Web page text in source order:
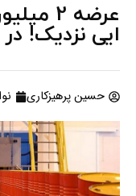
عرضه
ایی نزدیک!
حسین پرهیزکاری